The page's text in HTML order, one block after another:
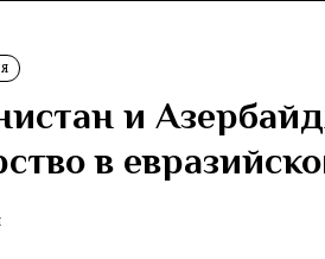
и
в